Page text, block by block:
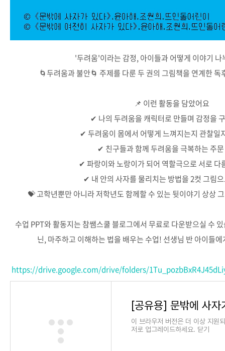
'두려움'이라는 감정, 아이들과 어떻게 이야기 나
🌀두려움과 불안🌀 주제를 다룬 두 권의 그림책을 연계한 독
📌 이런 활동을 담았어요
✔ 나의 두려움을 캐릭터로 만들며 감정을
✔ 두려움이 몸에서 어떻게 느껴지는지 관찰일
✔ 친구들과 함께 두려움을 극복하는 주
✔ 파랑이와 노랑이가 되어 역할극으로 서로
✔ 내 안의 사자를 물리치는 방법을 2컷 그림
💝 고학년뿐만 아니라 저학년도 함께할 수 있는 뒷이야기 상상
수업 PPT와 활동지는 참쌤스쿨 블로그에서 무료로 다운받으실 수
닌, 마주하고 이해하는 법을 배우는 수업! 선생님 반 아이들
https://drive.google.com/drive/folders/
이 브라우저 버전은 더 이상 지원
저로 업그레이드하세요. 닫기